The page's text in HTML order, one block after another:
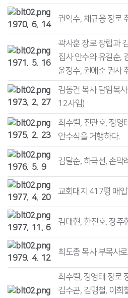
1970. 6. 14
권익수, 채규응 장로
1971. 5. 16
곽사훈 장로 장립과
집사 안수와 유길순,
윤정수, 권애순 권사
1973. 2. 27
김동건 목사 담임목
12사임)
1975. 2. 23
최수렬, 진관호, 정영
안수식을 거행하다.
1976. 5. 9
김달순, 하극선, 손막
1977. 4. 20
교회대지 417평 매입
1977. 11. 6
김대현, 한진호, 장주
1979. 4. 12
최도종 목사 부목사
최수렬, 정영태 장로
김수곤, 김명철, 이희